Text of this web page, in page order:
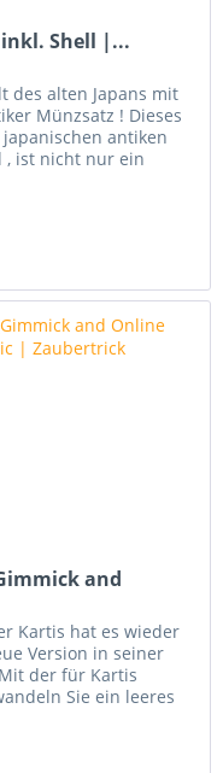
Shell |...
des alten Japans mit
Münzsatz ! Dieses
antiken
, ist nicht nur ein
and
Kartis hat es wieder
Version in seiner
der für Kartis
Sie ein leeres